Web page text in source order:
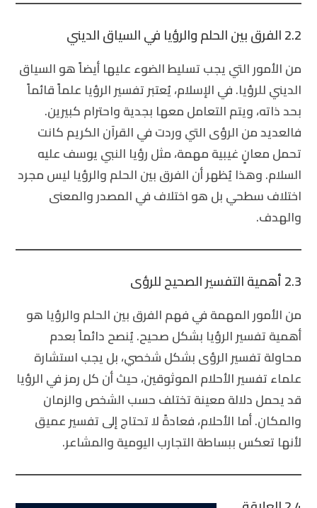
2.2 الفرق بين الحلم والرؤيا في السياق الديني
من الأمور التي يجب تسليط الضوء عليها أيضاً هو السياق
الديني للرؤيا. في الإسلام، يُعتبر تفسير الرؤيا علماً قائماً
بحد ذاته، ويتم التعامل معها بجدية واحترام كبيرين.
فالعديد من الرؤى التي وردت في القرآن الكريم كانت
تحمل معانٍ غيبية مهمة، مثل رؤيا النبي يوسف عليه
السلام. وهذا يُظهر أنالفرق بين الحلم والرؤيا ليس مجرد
اختلاف سطحي بل هو اختلاف في المصدر والمعنى
والهدف.
2.3 أهمية التفسير الصحيح للرؤى
من الأمور المهمة في فهمالفرق بين الحلم والرؤيا هو
أهمية تفسير الرؤيا بشكل صحيح. يُنصح دائماً بعدم
محاولة تفسير الرؤى بشكل شخصي، بل يجب استشارة
علماء تفسير الأحلام الموثوقين، حيث أن كل رمز في الرؤيا
قد يحمل دلالة معينة تختلف حسب الشخص والزمان
والمكان. أما الأحلام، فعادةً لا تحتاج إلى تفسير عميق
لأنها تعكس ببساطة التجارب اليومية والمشاعر.